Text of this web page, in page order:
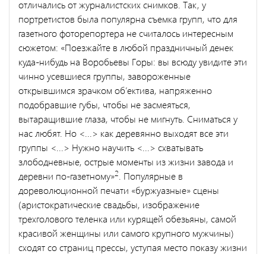
отличались от журналистских снимков. Так, у
портретистов была популярна съемка групп, что для
газетного фоторепортера не считалось интересным
сюжетом: «Поезжайте в любой праздничный денек
куда-нибудь на Воробьевы Горы: вы всюду увидите эти
чинно усевшиеся группы, завороженные
открывшимся зрачком об’ектива, напряженно
подобравшие губы, чтобы не засмеяться,
вытаращившие глаза, чтобы не мигнуть. Сниматься у
нас любят. Но <...> как деревянно выходят все эти
группы <...> Нужно научить <...> схватывать
злободневные, острые моменты из жизни завода и
деревни по-газетному»2 . Популярные в
дореволюционной печати «буржуазные» сцены
(аристократические свадьбы, изображение
трехголового теленка или курящей обезьяны, самой
красивой женщины или самого крупного мужчины)
сходят со страниц прессы, уступая место показу жизни